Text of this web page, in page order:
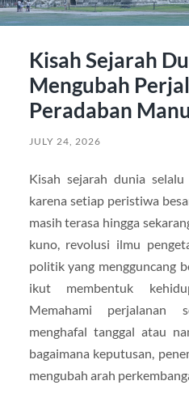
Kisah Sejarah
Mengubah
Peradaban
JULY 24, 2026
Kisah sejarah dunia
karena setiap peristiwa
masih terasa hingga
kuno, revolusi ilmu
politik yang mengguncang
ikut membentuk
Memahami perjalanan
menghafal tanggal atau
bagaimana keputusan,
mengubah arah